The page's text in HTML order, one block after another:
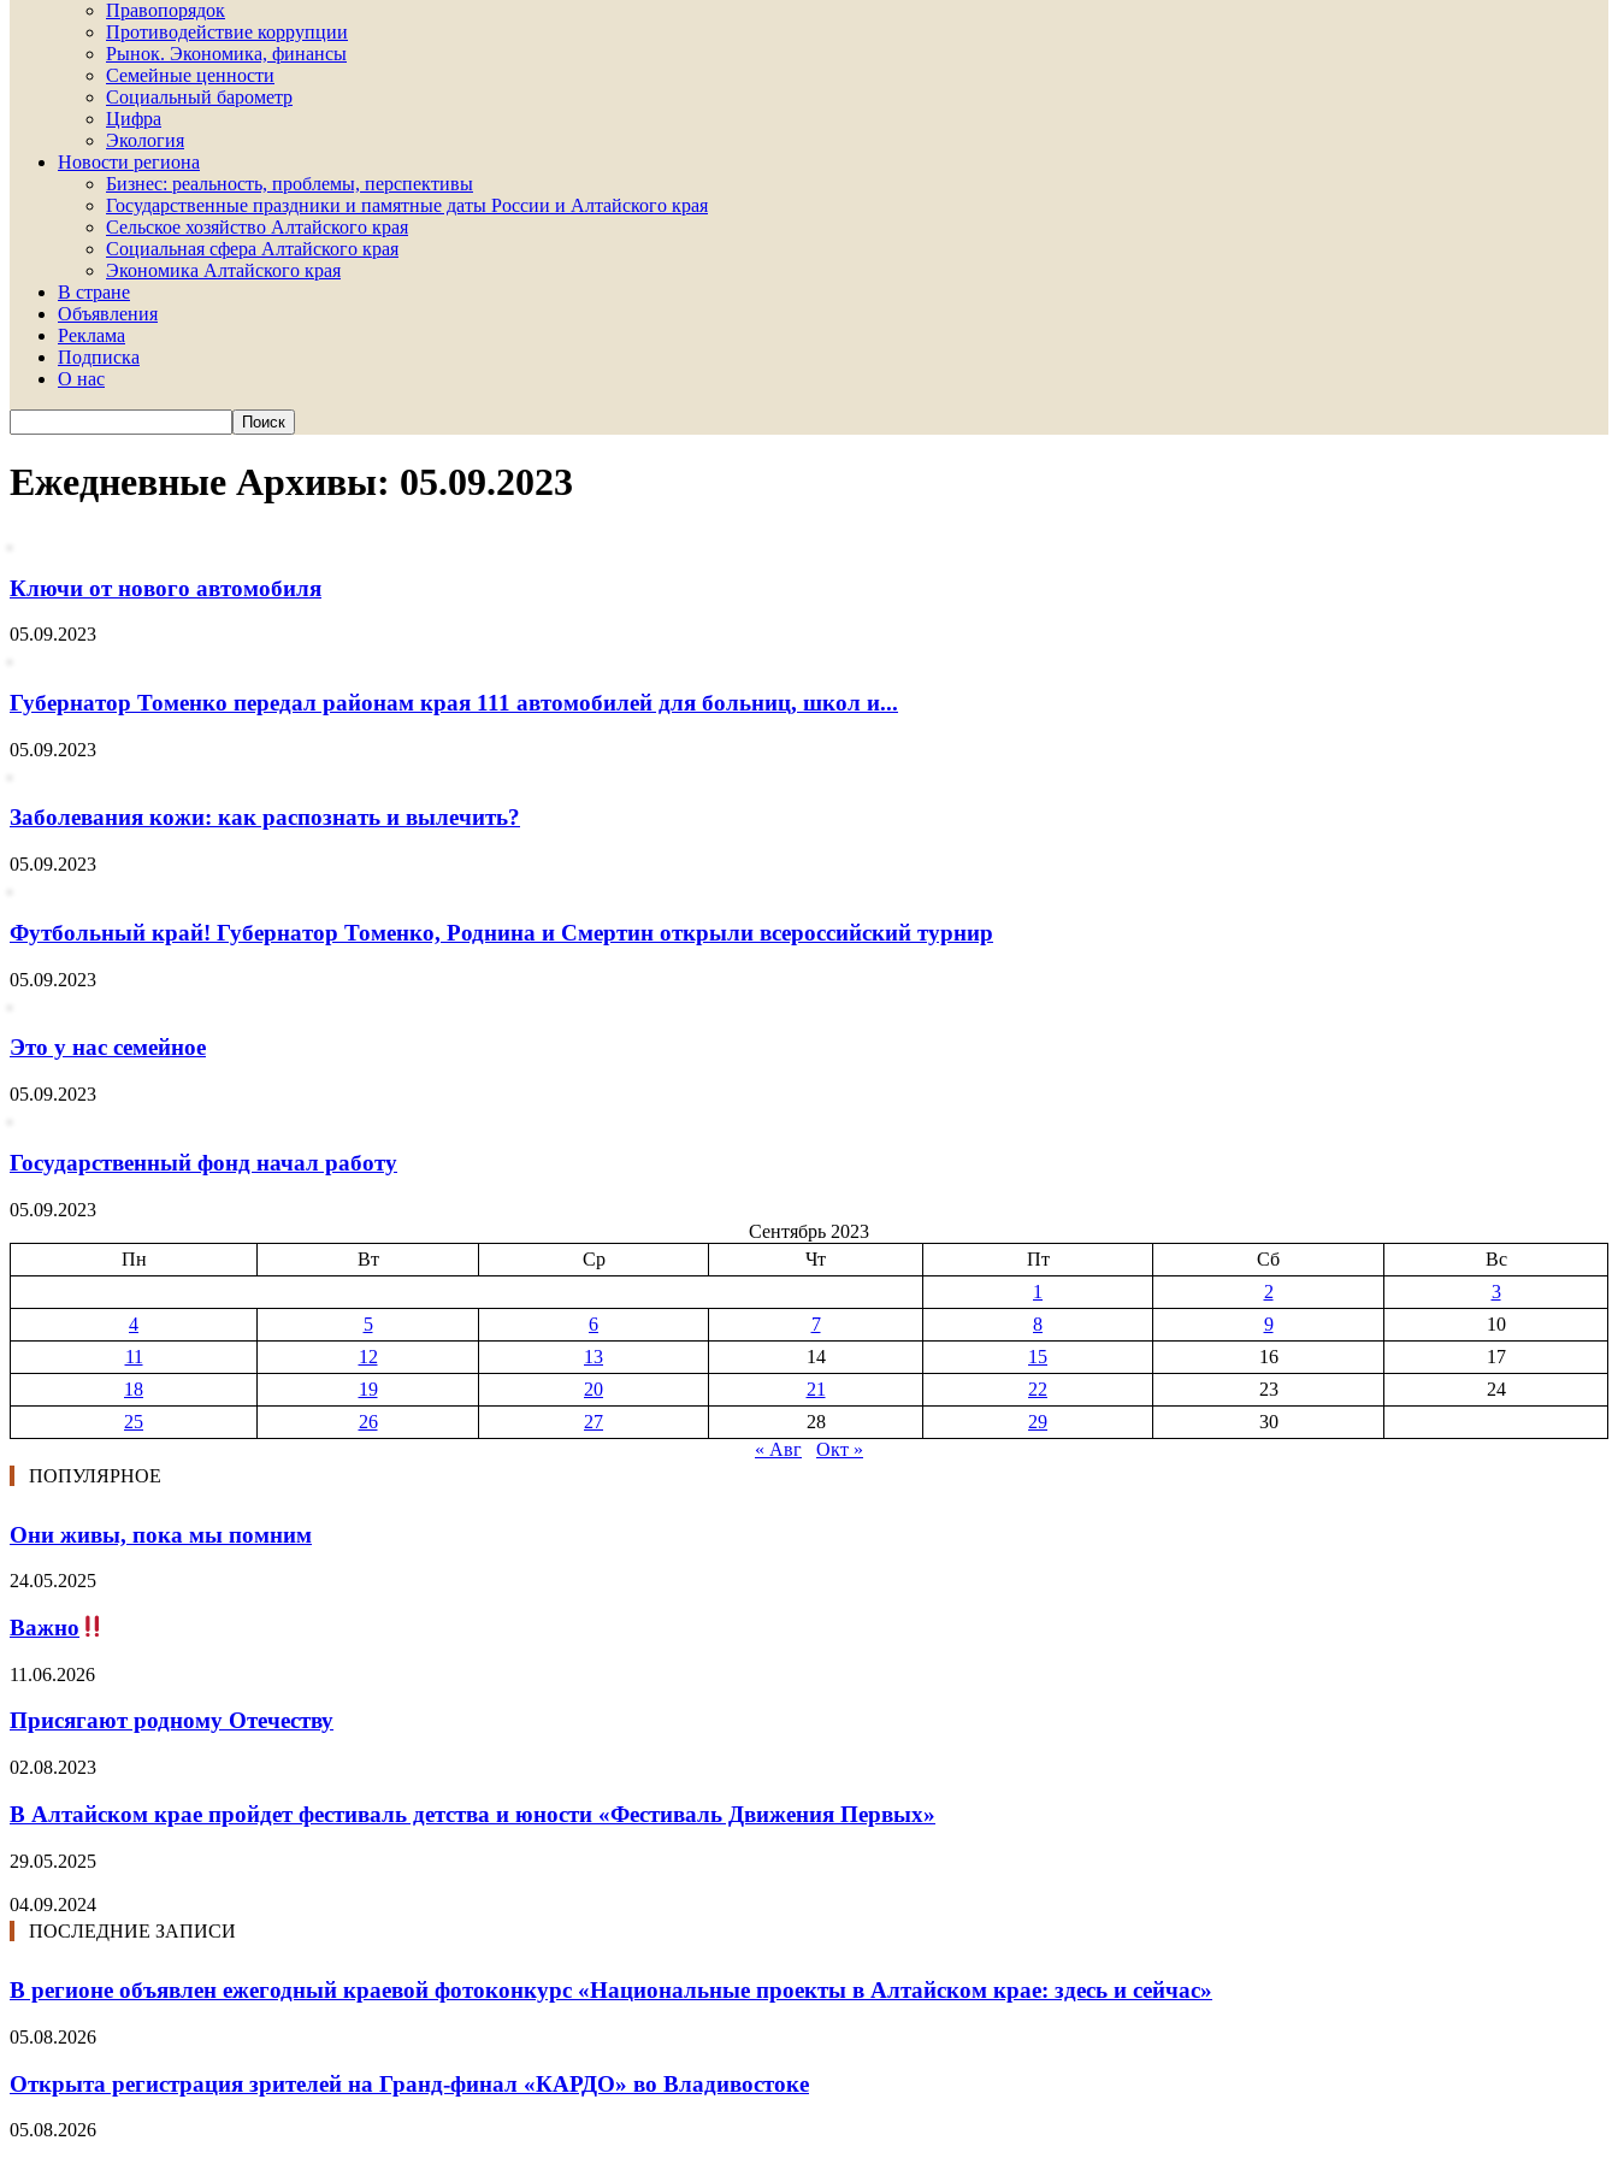
Правопорядок
Противодействие коррупции
Рынок. Экономика, финансы
Семейные ценности
Социальный барометр
Цифра
Экология
Новости региона
Бизнес: реальность, проблемы, перспективы
Государственные праздники и памятные даты России и Алтайского края
Сельское хозяйство Алтайского края
Социальная сфера Алтайского края
Экономика Алтайского края
В стране
Объявления
Реклама
Подписка
О нас
Ежедневные Архивы: 05.09.2023
Ключи от нового автомобиля
05.09.2023
Губернатор Томенко передал районам края 111 автомобилей для больниц, школ и...
05.09.2023
Заболевания кожи: как распознать и вылечить?
05.09.2023
Футбольный край! Губернатор Томенко, Роднина и Смертин открыли всероссийский турнир
05.09.2023
Это у нас семейное
05.09.2023
Государственный фонд начал работу
05.09.2023
Сентябрь 2023
Пн
Вт Ср Чт Пт Сб
Вс
1
2
3
4
5 6 7 8 9
10
11
12 13 14 15 16
17
18
19 20 21 22 23
24
25
26 27 28 29
30
« Авг
Окт »
ПОПУЛЯРНОЕ
Они живы, пока мы помним
24.05.2025
Важно
11.06.2026
Присягают родному Отечеству
02.08.2023
В Алтайском крае пройдет фестиваль детства и юности «Фестиваль Движения Первых»
29.05.2025
04.09.2024
ПОСЛЕДНИЕ ЗАПИСИ
В регионе объявлен ежегодный краевой фотоконкурс «Национальные проекты в Алтайском крае: здесь и сейчас»
05.08.2026
Открыта регистрация зрителей на Гранд-финал «КАРДО» во Владивостоке
05.08.2026